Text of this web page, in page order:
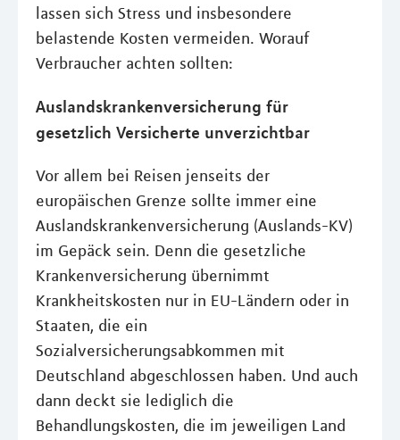
lassen sich Stress und insbesondere
belastende Kosten vermeiden. Worauf
Verbraucher achten sollten:
Auslandskrankenversicherung für
gesetzlich Versicherte unverzichtbar
Vor allem bei Reisen jenseits der
europäischen Grenze sollte immer eine
Auslandskrankenversicherung (Auslands-KV)
im Gepäck sein. Denn die gesetzliche
Krankenversicherung übernimmt
Krankheitskosten nur in EU-Ländern oder in
Staaten, die ein
Sozialversicherungsabkommen mit
Deutschland abgeschlossen haben. Und auch
dann deckt sie lediglich die
Behandlungskosten, die im jeweiligen Land